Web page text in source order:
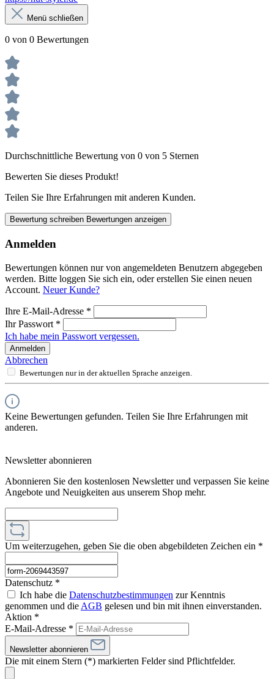
Menü schließen
0 von 0 Bewertungen
Durchschnittliche Bewertung von 0 von 5 Sternen
Bewerten Sie dieses Produkt!
Teilen Sie Ihre Erfahrungen mit anderen Kunden.
Bewertung schreiben Bewertungen anzeigen
Anmelden
Bewertungen können nur von angemeldeten Benutzern abgegeben
werden. Bitte loggen Sie sich ein, oder erstellen Sie einen neuen
Account. Neuer Kunde?
Ihre E-Mail-Adresse *
Ihr Passwort *
Ich habe mein Passwort vergessen.
Anmelden
Abbrechen
Bewertungen nur in der aktuellen Sprache anzeigen.
Keine Bewertungen gefunden. Teilen Sie Ihre Erfahrungen mit
anderen.
Newsletter abonnieren
Abonnieren Sie den kostenlosen Newsletter und verpassen Sie keine
Angebote und Neuigkeiten aus unserem Shop mehr.
Um weiterzugehen, geben Sie die oben abgebildeten Zeichen ein *
Datenschutz *
Ich habe die Datenschutzbestimmungen zur Kenntnis
genommen und die AGB gelesen und bin mit ihnen einverstanden.
Aktion *
E-Mail-Adresse *
Newsletter abonnieren
Die mit einem Stern (*) markierten Felder sind Pflichtfelder.